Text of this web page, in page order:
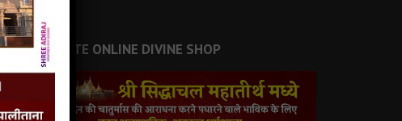
JAINSITE ONLINE DIVINE SHOP